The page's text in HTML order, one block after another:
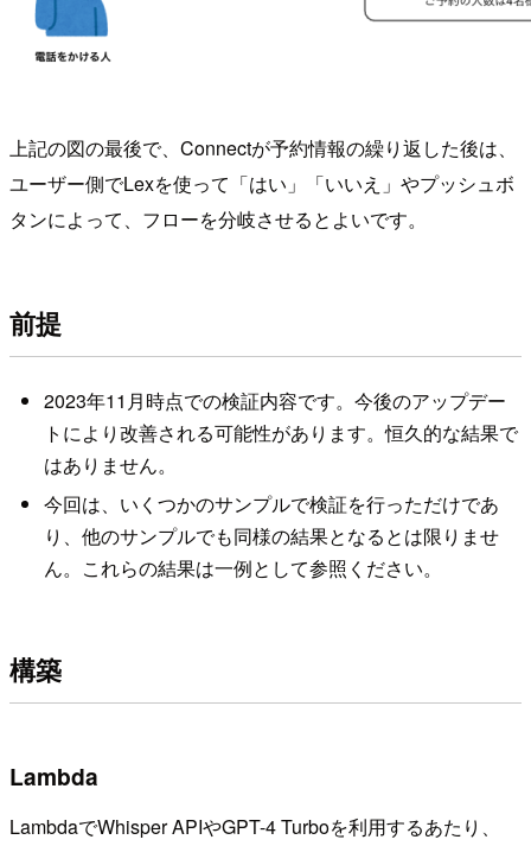
上記の図の最後で、Connectが予約情報の繰り返した後は、
ユーザー側でLexを使って「はい」「いいえ」やプッシュボ
タンによって、フローを分岐させるとよいです。
前提
2023年11月時点での検証内容です。今後のアップデー
トにより改善される可能性があります。恒久的な結果で
はありません。
今回は、いくつかのサンプルで検証を行っただけであ
り、他のサンプルでも同様の結果となるとは限りませ
ん。これらの結果は一例として参照ください。
構築
Lambda
LambdaでWhisper APIやGPT-4 Turboを利用するあたり、